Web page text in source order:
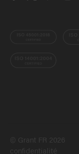
© Grant FR 2026
confidentialité